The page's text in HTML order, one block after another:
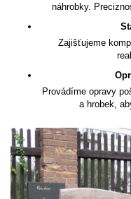
náhrobky.
Zajišťujeme
Provádíme opravy
a hrobek,